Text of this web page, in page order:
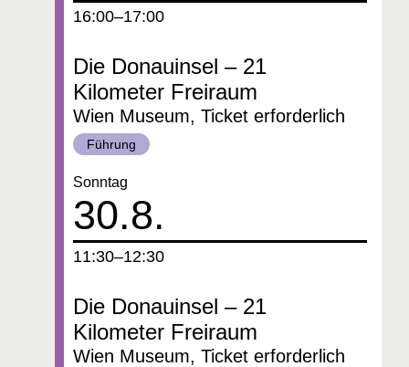
Die Donauinsel – 21
Kilometer Freiraum
Wien Museum, Ticket erforderlich
Kategorie:
Führung
um
16:00–17:00
Die Donauinsel – 21
Kilometer Freiraum
Wien Museum, Ticket erforderlich
Datum:
30.8.
Sonntag
um
11:30–12:30